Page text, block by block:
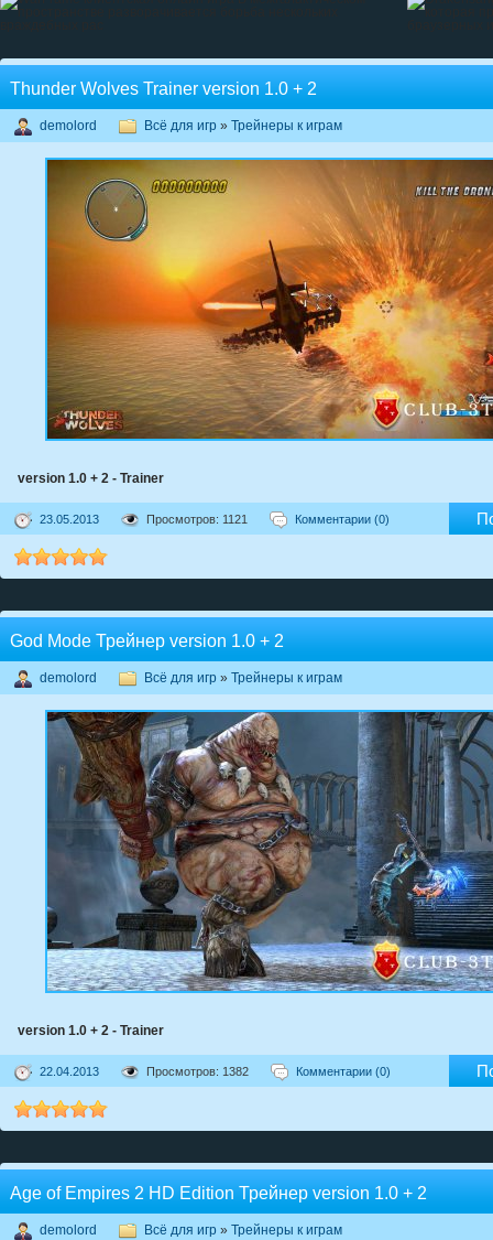
Thunder Wolves Trainer version 1.0 + 2
demolord Всё для игр » Трейнеры к играм
version 1.0 + 2 - Trainer
23.05.2013 Просмотров: 1121 Комментарии (0)
God Mode Трейнер version 1.0 + 2
demolord Всё для игр » Трейнеры к играм
version 1.0 + 2 - Trainer
22.04.2013 Просмотров: 1382 Комментарии (0)
Age of Empires 2 HD Edition Трейнер version 1.0 + 2
demolord Всё для игр » Трейнеры к играм